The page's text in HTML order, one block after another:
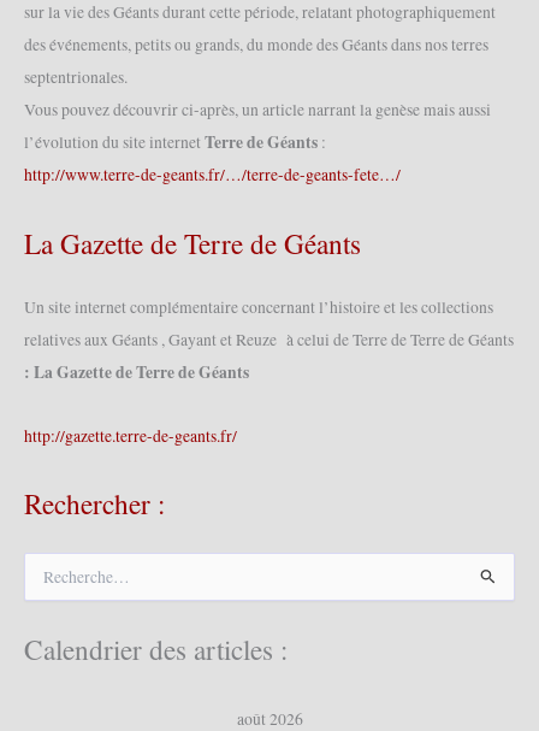
(Comines-
Warneton)
(B)
–
Baptême
(30/11/2023)
sur la vie des Géants durant cette période, relatant photographiquement
des événements, petits ou grands, du monde des Géants dans nos terres
septentrionales.
Vous pouvez découvrir ci-après, un article narrant la genèse mais aussi
l’évolution du site internet Terre de Géants :
http://www.terre-de-geants.fr/…/terre-de-geants-fete…/
La Gazette de Terre de Géants
Un site internet complémentaire concernant l’histoire et les collections
relatives aux Géants , Gayant et Reuze à celui de Terre de Terre de Géants
: La Gazette de Terre de Géants
http://gazette.terre-de-geants.fr/
Rechercher :
e
Calendrier des articles :
août 2026